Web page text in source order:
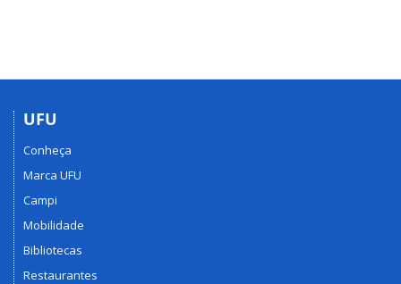
UFU
Conheça
Marca UFU
Campi
Mobilidade
Bibliotecas
Restaurantes